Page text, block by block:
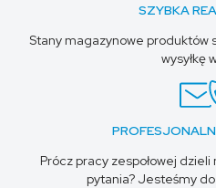
SZYBKA
Stany magazynowe produktów
wysyłkę
Prócz pracy zespołowej
pytania? Jesteśmy